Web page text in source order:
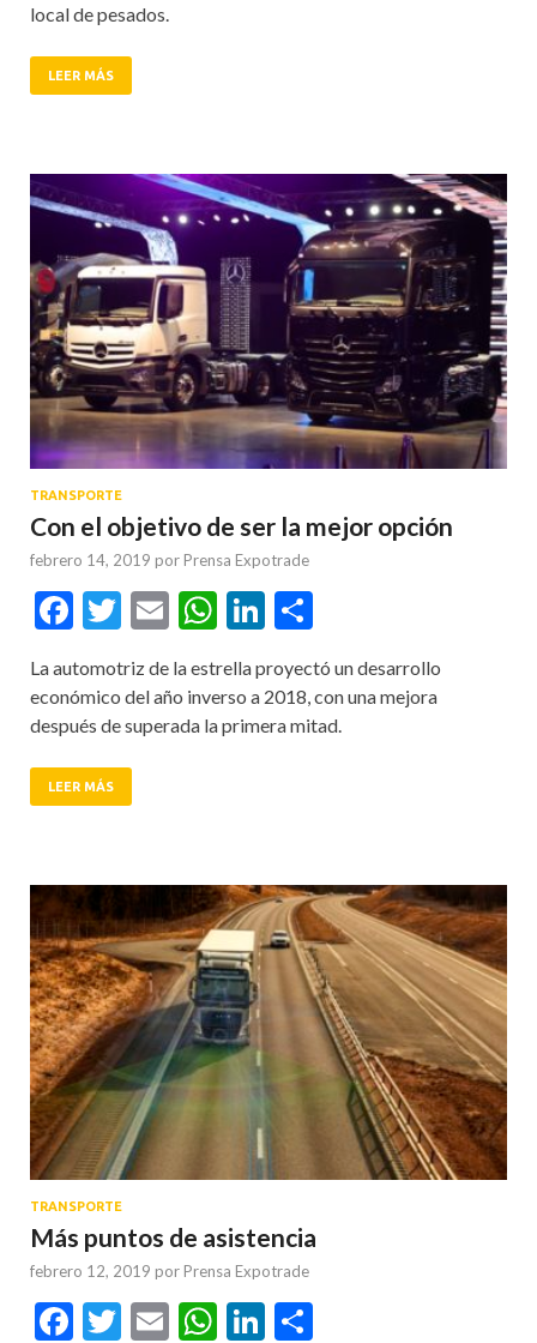
local de pesados.
LEER MÁS
TRANSPORTE
Con el objetivo de ser la mejor opción
febrero 14, 2019 por Prensa Expotrade
Facebook
Twitter
EmailWhatsApp
LinkedIn
La automotriz de la estrella proyectó un desarrollo
económico del año inverso a 2018, con una mejora
después de superada la primera mitad.
LEER MÁS
TRANSPORTE
Más puntos de asistencia
febrero 12, 2019 por Prensa Expotrade
Facebook
Twitter
EmailWhatsApp
LinkedIn